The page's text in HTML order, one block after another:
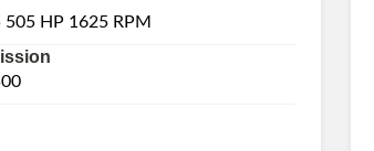
505 HP 1625 RPM